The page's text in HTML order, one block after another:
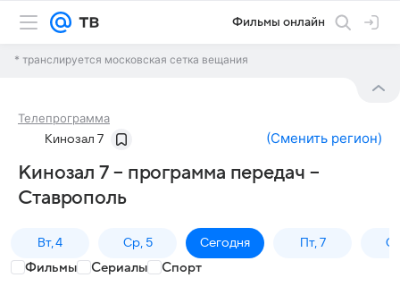
Фильмы онлайн
* транслируется московская сетка вещания
Телепрограмма
Кинозал 7 (Сменить регион)
Кинозал 7 – программа передач –
Ставрополь
Вт, 4 Ср, 5 Сегодня Пт, 7
Фильмы Сериалы Спорт